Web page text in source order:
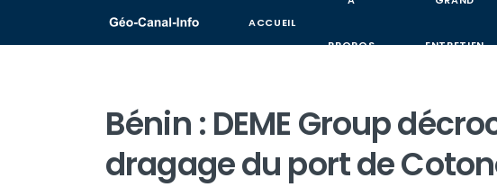
ACCUEIL
PROPOS ENTRETIEN
Bénin : DEME Group
dragage du port de